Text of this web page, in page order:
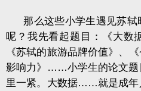
那么这些小学生遇见苏
呢？我先看起题目：《大数
《苏轼的旅游品牌价值》、
影响力》……小学生的论文题
里一紧。大数据……就是成年